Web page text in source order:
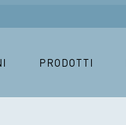
PRODOTTI